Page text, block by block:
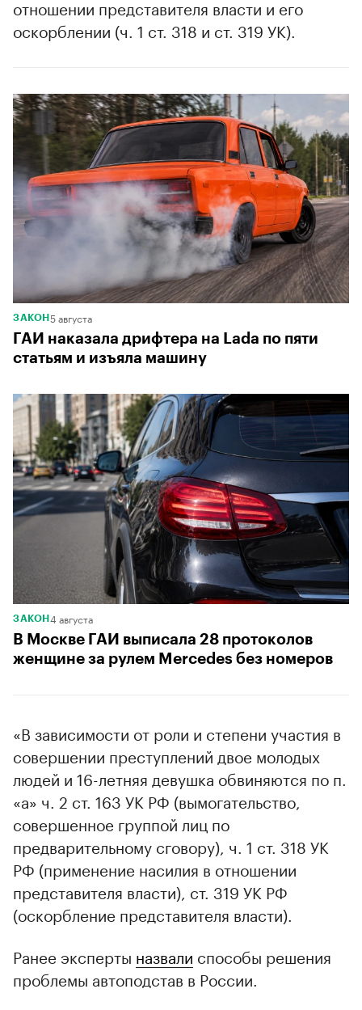
отношении представителя власти и его
оскорблении (ч. 1 ст. 318 и ст. 319 УК).
ЗАКОН 5 августа
ГАИ наказала дрифтера на Lada по пяти
статьям и изъяла машину
ЗАКОН 4 августа
В Москве ГАИ выписала 28 протоколов
женщине за рулем Mercedes без номеров
«В зависимости от роли и степени участия в
совершении преступлений двое молодых
людей и 16-летняя девушка обвиняются по п.
«а» ч. 2 ст. 163 УК РФ (вымогательство,
совершенное группой лиц по
предварительному сговору), ч. 1 ст. 318 УК
РФ (применение насилия в отношении
представителя власти), ст. 319 УК РФ
(оскорбление представителя власти).
Ранее эксперты назвали способы решения
проблемы автоподстав в России.